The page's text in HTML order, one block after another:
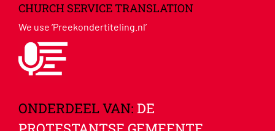
CHURCH SERVICE TRANSLATION
We use ‘Preekondertiteling.nl’
ONDERDEEL VAN: DE